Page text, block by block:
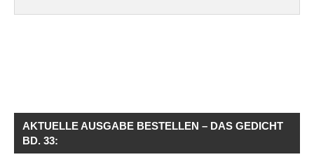
AKTUELLE AUSGABE BESTELLEN – DAS GEDICHT
BD. 33: